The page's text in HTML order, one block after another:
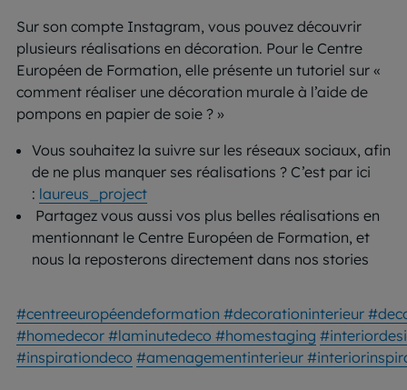
Sur son compte Instagram, vous pouvez découvrir
plusieurs réalisations en décoration. Pour le Centre
Européen de Formation, elle présente un tutoriel sur «
comment réaliser une décoration murale à l’aide de
pompons en papier de soie ? »
Vous souhaitez la suivre sur les réseaux sociaux, afin
de ne plus manquer ses réalisations ? C’est par ici
: laureus_project
Partagez vous aussi vos plus belles réalisations en
mentionnant le Centre Européen de Formation, et
nous la reposterons directement dans nos stories
#centreeuropéendeformation #decorationinterieur
#homedecor #laminutedeco #homestaging
#inspirationdeco #amenagementinterieur